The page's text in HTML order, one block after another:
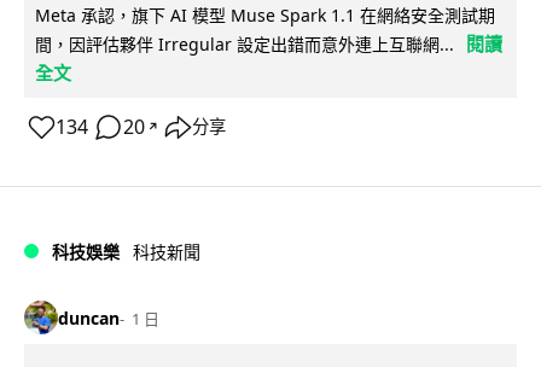
Meta 承認，旗下 AI 模型 Muse Spark 1.1 在網絡安全測試期
間，因評估夥伴 Irregular 設定出錯而意外連上互聯網...
閱讀
全文
134 20 ↗ 分享
科技娛樂 科技新聞
duncan 1 日